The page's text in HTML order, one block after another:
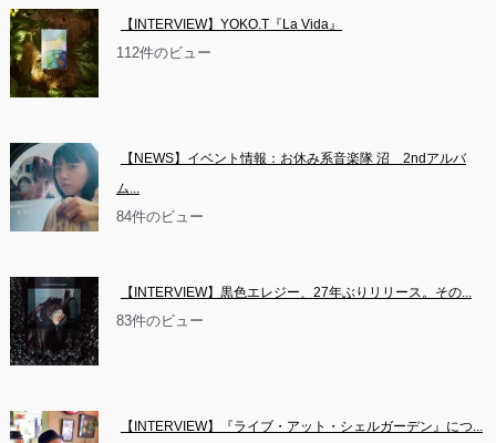
【INTERVIEW】YOKO.T『La Vida』
112件のビュー
【NEWS】イベント情報：お休み系音楽隊 沼　2ndアルバ
ム...
84件のビュー
【INTERVIEW】黒色エレジー、27年ぶりリリース。その...
83件のビュー
【INTERVIEW】『ライブ・アット・シェルガーデン』につ...